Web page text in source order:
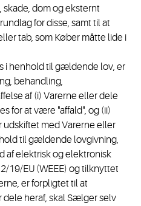
skade, dom og eksternt
for disse, samt til at
tab, som Køber måtte lide i
i henhold til gældende lov, er
behandling,
af (i) Varerne eller dele
for at være "affald", og (ii)
med Varerne eller
til gældende lovgivning,
af elektrisk og elektronisk
19/EU (WEEE) og tilknyttet
er forpligtet til at
dele heraf, skal Sælger selv